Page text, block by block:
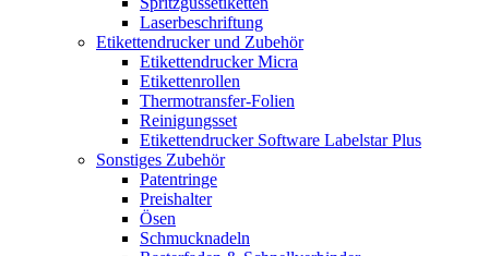
Laserbeschriftung
Etikettendrucker und Zubehör
Etikettendrucker Micra
Etikettenrollen
Thermotransfer-Folien
Reinigungsset
Etikettendrucker Software Labelstar Plus
Sonstiges Zubehör
Patentringe
Preishalter
Ösen
Schmucknadeln